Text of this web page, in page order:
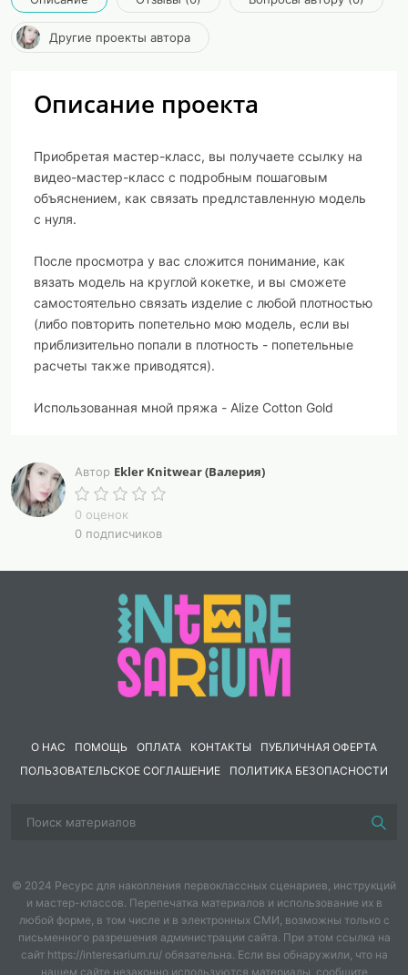
Другие проекты автора
Описание проекта
Приобретая мастер-класс, вы получаете ссылку на
видео-мастер-класс с подробным пошаговым
объяснением, как связать предлставленную модель
с нуля.
После просмотра у вас сложится понимание, как
вязать модель на круглой кокетке, и вы сможете
самостоятельно связать изделие с любой плотностью
(либо повторить попетельно мою модель, если вы
приблизительно попали в плотность - попетельные
расчеты также приводятся).
Использованная мной пряжа - Alize Cotton Gold
Автор Ekler Knitwear (Валерия)
0 оценок
0 подписчиков
О НАС ПОМОЩЬ ОПЛАТА КОНТАКТЫ
ПУБЛИЧНАЯ ОФЕРТА
ПОЛЬЗОВАТЕЛЬСКОЕ СОГЛАШЕНИЕ
ПОЛИТИКА БЕЗОПАСНОСТИ
© 2024 Ресурс для накопления первоклассных сценариев, инструкций
и мастер-классов. Перепечатка материалов и использование их в
любой форме, в том числе и в электронных СМИ, возможны только с
письменного разрешения администрации сайта. При этом ссылка на
сайт https://interesarium.ru/ обязательна. Если вы обнаружили, что на
нашем сайте незаконно используются материалы, сообщите